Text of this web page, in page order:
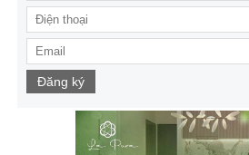
Đăng ký